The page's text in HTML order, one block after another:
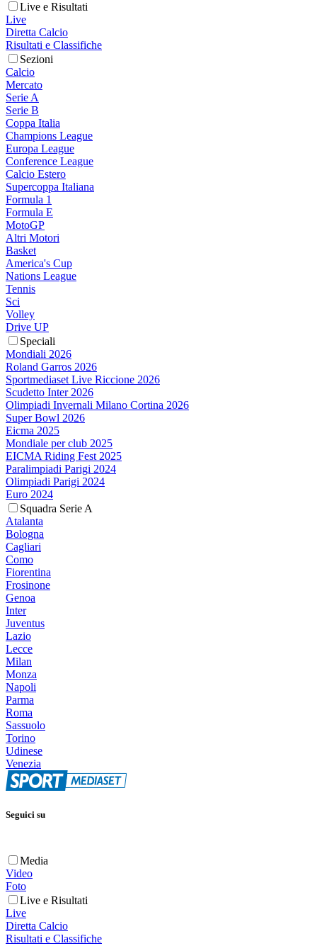
Live e Risultati
Live
Diretta Calcio
Risultati e Classifiche
Sezioni
Calcio
Mercato
Serie A
Serie B
Coppa Italia
Champions League
Europa League
Conference League
Calcio Estero
Supercoppa Italiana
Formula 1
Formula E
MotoGP
Altri Motori
Basket
America's Cup
Nations League
Tennis
Sci
Volley
Drive UP
Speciali
Mondiali 2026
Roland Garros 2026
Sportmediaset Live Riccione 2026
Scudetto Inter 2026
Olimpiadi Invernali Milano Cortina 2026
Super Bowl 2026
Eicma 2025
Mondiale per club 2025
EICMA Riding Fest 2025
Paralimpiadi Parigi 2024
Olimpiadi Parigi 2024
Euro 2024
Squadra Serie A
Atalanta
Bologna
Cagliari
Como
Fiorentina
Frosinone
Genoa
Inter
Juventus
Lazio
Lecce
Milan
Monza
Napoli
Parma
Roma
Sassuolo
Torino
Udinese
Venezia
Seguici su
Media
Video
Foto
Live e Risultati
Live
Diretta Calcio
Risultati e Classifiche